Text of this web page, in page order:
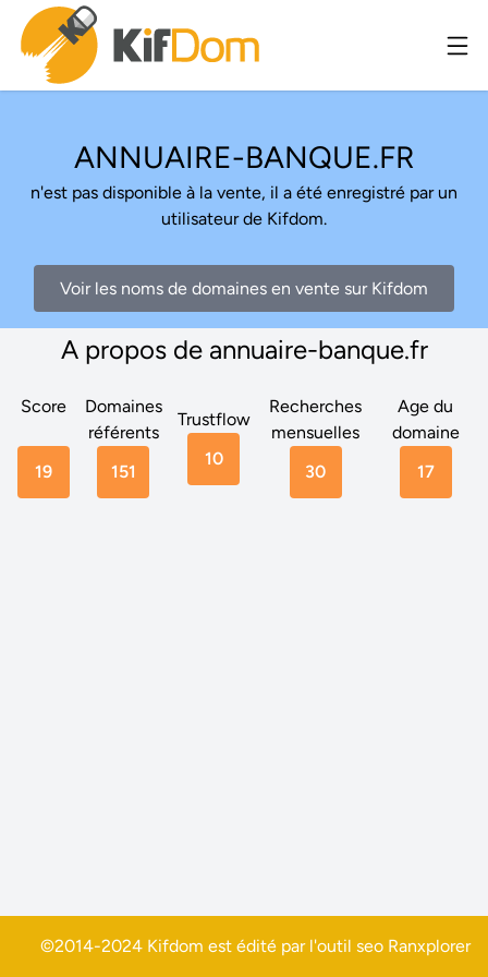
ANNUAIRE-BANQUE.FR
n'est pas disponible à la vente, il a été enregistré par un
utilisateur de Kifdom.
Voir les noms de domaines en vente sur Kifdom
A propos de annuaire-banque.fr
Score
19
Domaines
référents
151
Trustflow
10
Recherches
mensuelles
30
Age du
domaine
17
©2014-2024 Kifdom est édité par l'outil seo Ranxplorer